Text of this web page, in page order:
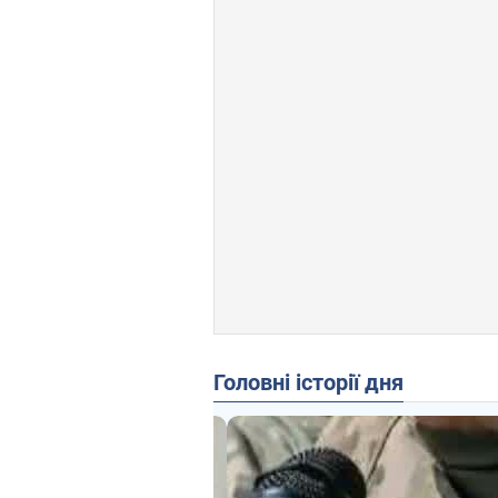
Головні історії дня